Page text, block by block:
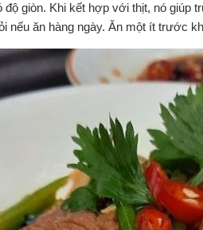
giòn. Khi kết hợp với thịt, nó giúp
nếu ăn hàng ngày. Ăn một ít trước